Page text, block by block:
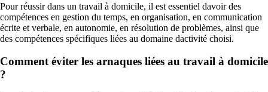
Pour réussir dans un travail à domicile, il est essentiel davoir des
compétences en gestion du temps, en organisation, en communication
écrite et verbale, en autonomie, en résolution de problèmes, ainsi que
des compétences spécifiques liées au domaine dactivité choisi.
Comment éviter les arnaques liées au travail à domicile
?